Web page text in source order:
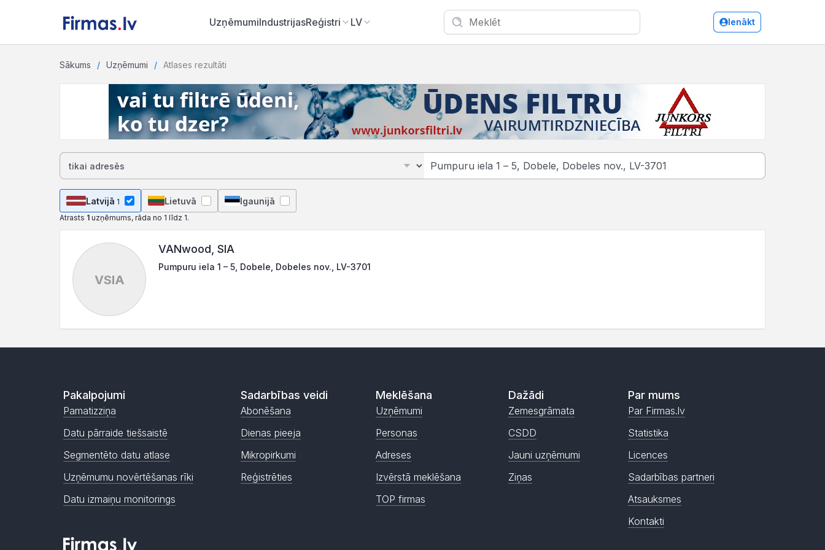
UzņēmumiIndustrijasReģistri LV Ienākt
Sākums Uzņēmumi Atlases rezultāti
Latvijā 1 Lietuvā Igaunijā
Atrasts 1 uzņēmums, rāda no 1 līdz 1.
VSIA
VANwood, SIA
Pumpuru iela 1 – 5, Dobele, Dobeles nov., LV-3701
Pakalpojumi
Pamatizziņa
Datu pārraide tiešsaistē
Segmentēto datu atlase
Uzņēmumu novērtēšanas rīki
Datu izmaiņu monitorings
Sadarbības veidi
Abonēšana
Dienas pieeja
Mikropirkumi
Reģistrēties
Meklēšana
Uzņēmumi
Personas
Adreses
Izvērstā meklēšana
TOP firmas
Dažādi
Zemesgrāmata
CSDD
Jauni uzņēmumi
Ziņas
Par mums
Par Firmas.lv
Statistika
Licences
Sadarbības partneri
Atsauksmes
Kontakti